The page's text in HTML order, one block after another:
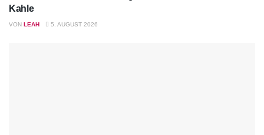
Kahle
VON LEAH 5. AUGUST 2026